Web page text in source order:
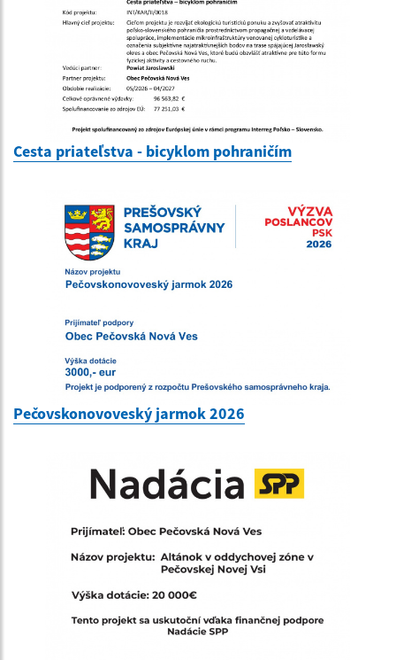
Cesta priateľstva - bicyklom pohraničím
Pečovskonovoveský jarmok 2026